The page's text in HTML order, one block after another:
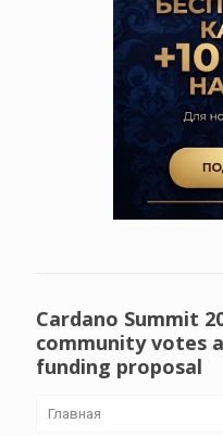
Cardano Summit
community votes
funding proposal
Главная